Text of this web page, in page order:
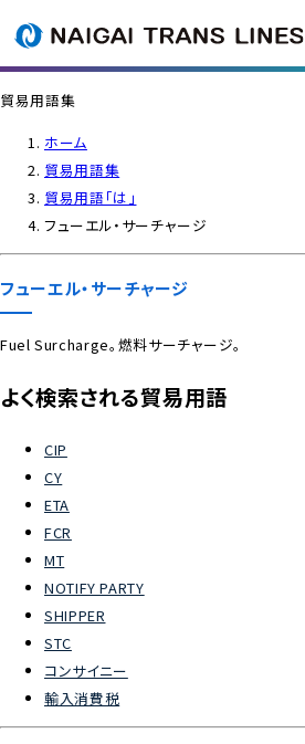
IR情報
物流トピックス
企業情報 / グローバルネットワーク
各種情報
最新情報
お問い合わせ / お見積り
貿易用語集
ホーム
貿易用語集
貿易用語「は」
フューエル・サーチャージ
フューエル・サーチャージ
Fuel Surcharge。燃料サーチャージ。
よく検索される貿易用語
CIP
CY
ETA
FCR
MT
NOTIFY PARTY
SHIPPER
STC
コンサイニー
輸入消費税